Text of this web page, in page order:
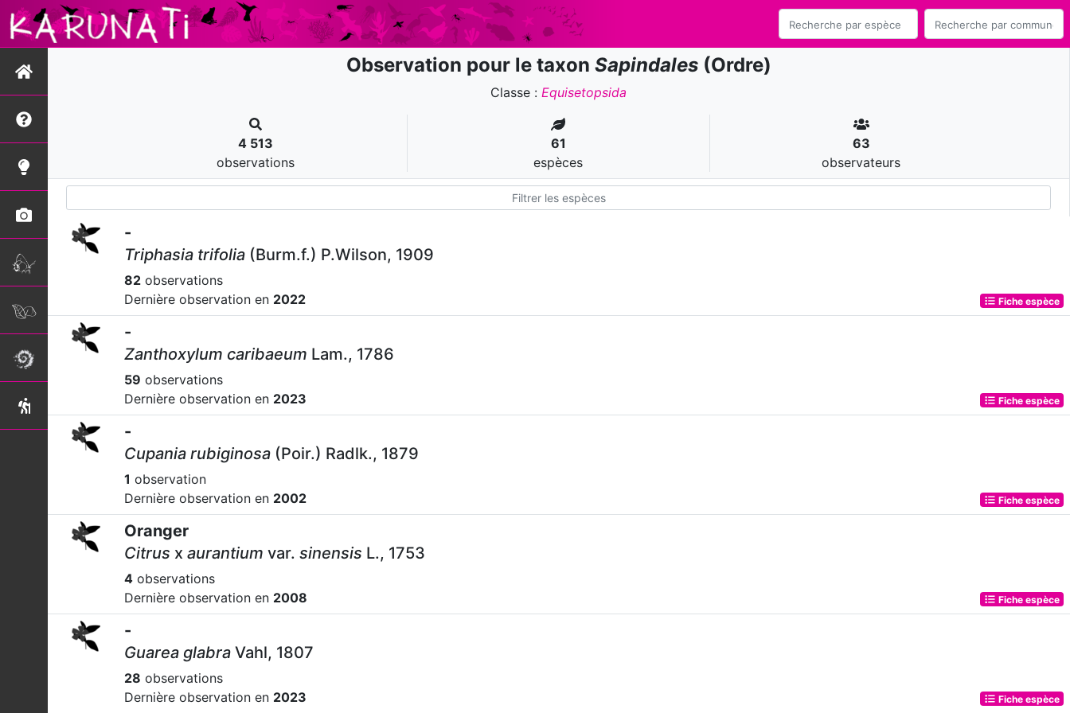
Observation pour le taxon Sapindales(Ordre)
Classe : Equisetopsida
4 513
observations
61
espèces
63
observateurs
-
Triphasia trifolia (Burm.f.) P.Wilson, 1909
82 observations
Dernière observation en 2022 Fiche espèce
-
Zanthoxylum caribaeum Lam., 1786
59 observations
Dernière observation en 2023 Fiche espèce
-
Cupania rubiginosa (Poir.) Radlk., 1879
1 observation
Dernière observation en 2002 Fiche espèce
Oranger
Citrus x aurantium var. sinensis L., 1753
4 observations
Dernière observation en 2008 Fiche espèce
-
Guarea glabra Vahl, 1807
28 observations
Dernière observation en 2023 Fiche espèce